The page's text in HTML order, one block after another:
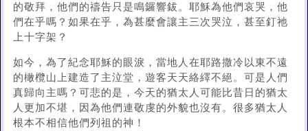
的敬拜，他們的禱告只是鳴鑼響鈸。耶穌為他們哀哭，他
們在乎嗎？如果在乎，為甚麼會讓主三次哭泣，甚至釘祂
上十字架？
如今，為了紀念耶穌的眼淚，當地人在耶路撒冷以東不遠
的橄欖山上建造了主泣堂，遊客天天絡繹不絕。可是人們
真歸向主嗎？可悲的是，今天的猶太人可能比昔日的猶太
人更加不堪，因為他們連敬虔的外貌也沒有。很多猶太人
根本不相信他們列祖的神！